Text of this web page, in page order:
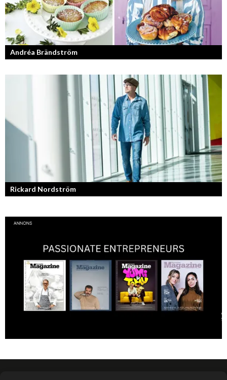
Andréa Brändström
Vinnare av Hela Sverige Bakar 2017.
Rickard Nordström
Läraren som omfamnar sociala medier.